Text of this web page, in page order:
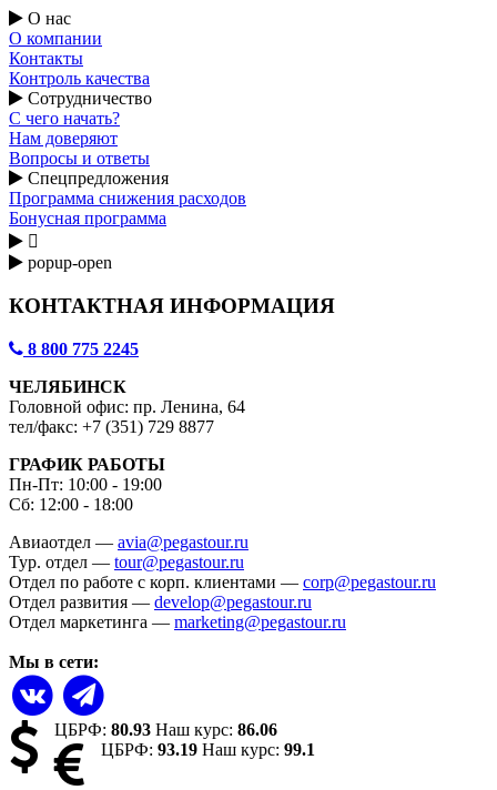
О нас
О компании
Контакты
Контроль качества
Сотрудничество
С чего начать?
Нам доверяют
Вопросы и ответы
Спецпредложения
Программа снижения расходов
Бонусная программа

popup-open
КОНТАКТНАЯ ИНФОРМАЦИЯ
8 800 775 2245
ЧЕЛЯБИНСК
Головной офис: пр. Ленина, 64
тел/факс: +7 (351) 729 8877
ГРАФИК РАБОТЫ
Пн-Пт: 10:00 - 19:00
Сб: 12:00 - 18:00
Авиаотдел — avia@pegastour.ru
Тур. отдел — tour@pegastour.ru
Отдел по работе с корп. клиентами — corp@pegastour.ru
Отдел развития — develop@pegastour.ru
Отдел маркетинга — marketing@pegastour.ru
Мы в сети:
ЦБРФ:80.93 Наш курс:86.06
ЦБРФ: 93.19 Наш курс: 99.1